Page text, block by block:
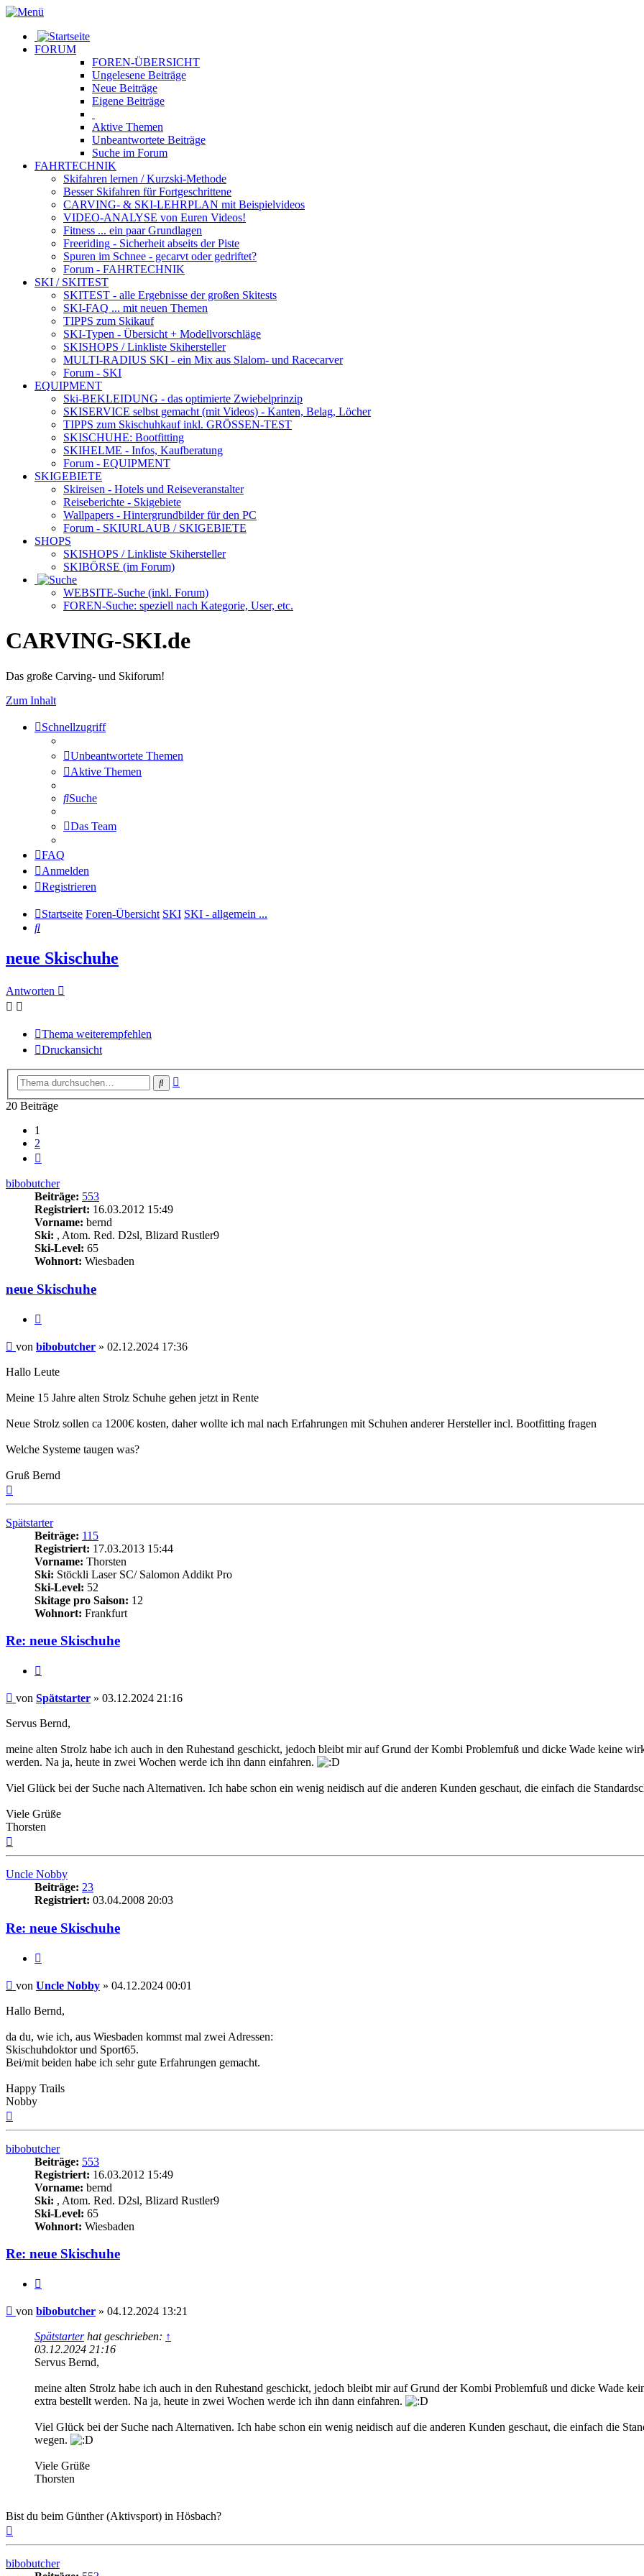
FORUM
FOREN-ÜBERSICHT
Ungelesene Beiträge
Neue Beiträge
Eigene Beiträge
Aktive Themen
Unbeantwortete Beiträge
Suche im Forum
FAHRTECHNIK
Skifahren lernen / Kurzski-Methode
Besser Skifahren für Fortgeschrittene
CARVING- & SKI-LEHRPLAN mit Beispielvideos
VIDEO-ANALYSE von Euren Videos!
Fitness ... ein paar Grundlagen
Freeriding - Sicherheit abseits der Piste
Spuren im Schnee - gecarvt oder gedriftet?
Forum - FAHRTECHNIK
SKI / SKITEST
SKITEST - alle Ergebnisse der großen Skitests
SKI-FAQ ... mit neuen Themen
TIPPS zum Skikauf
SKI-Typen - Übersicht + Modellvorschläge
SKISHOPS / Linkliste Skihersteller
MULTI-RADIUS SKI - ein Mix aus Slalom- und Racecarver
Forum - SKI
EQUIPMENT
Ski-BEKLEIDUNG - das optimierte Zwiebelprinzip
SKISERVICE selbst gemacht (mit Videos) - Kanten, Belag, Löcher
TIPPS zum Skischuhkaufinkl. GRÖSSEN-TEST
SKISCHUHE: Bootfitting
SKIHELME - Infos, Kaufberatung
Forum - EQUIPMENT
SKIGEBIETE
Skireisen - Hotels und Reiseveranstalter
Reiseberichte - Skigebiete
Wallpapers - Hintergrundbilder für den PC
Forum - SKIURLAUB / SKIGEBIETE
SHOPS
SKISHOPS / Linkliste Skihersteller
SKIBÖRSE (im Forum)
WEBSITE-Suche (inkl. Forum)
FOREN-Suche: speziell nach Kategorie, User, etc.
CARVING-SKI.de
Das große Carving- und Skiforum!
Zum Inhalt
Schnellzugriff
Unbeantwortete Themen
Aktive Themen
Suche
Das Team
FAQ
Anmelden
Registrieren
Startseite Foren-Übersicht SKI SKI - allgemein ...
Suche
neue Skischuhe
Antworten
Thema weiterempfehlen
Druckansicht
Suche
20 Beiträge
1
2
bibobutcher
Beiträge: 553
Registriert: 16.03.2012 15:49
Vorname: bernd
Ski: , Atom. Red. D2sl, Blizard Rustler9
Ski-Level: 65
Wohnort: Wiesbaden
neue Skischuhe
Beitrag
von bibobutcher » 02.12.2024 17:36
Hallo Leute
Meine 15 Jahre alten Strolz Schuhe gehen jetzt in Rente
Neue Strolz sollen ca 1200€ kosten, daher wollte ich mal nach Erfahrungen mit Schuhen anderer Hersteller incl. Bootfitting fragen
Welche Systeme taugen was?
Gruß Bernd
Spätstarter
Beiträge: 115
Registriert: 17.03.2013 15:44
Vorname: Thorsten
Ski: Stöckli Laser SC/ Salomon Addikt Pro
Ski-Level: 52
Skitage pro Saison: 12
Wohnort: Frankfurt
Re: neue Skischuhe
Beitrag
von Spätstarter » 03.12.2024 21:16
Servus Bernd,
meine alten Strolz habe ich auch in den Ruhestand geschickt, jedoch bleibt mir auf Grund der Kombi Problemfuß und dicke Wade keine
werden. Na ja, heute in zwei Wochen werde ich ihn dann einfahren.
Viel Glück bei der Suche nach Alternativen. Ich habe schon ein wenig neidisch auf die anderen Kunden geschaut, die einfach die
Viele Grüße
Thorsten
Uncle Nobby
Beiträge: 23
Registriert: 03.04.2008 20:03
Re: neue Skischuhe
Beitrag
von Uncle Nobby » 04.12.2024 00:01
Hallo Bernd,
da du, wie ich, aus Wiesbaden kommst mal zwei Adressen:
Skischuhdoktor und Sport65.
Bei/mit beiden habe ich sehr gute Erfahrungen gemacht.
Happy Trails
Nobby
bibobutcher
Beiträge: 553
Registriert: 16.03.2012 15:49
Vorname: bernd
Ski: , Atom. Red. D2sl, Blizard Rustler9
Ski-Level: 65
Wohnort: Wiesbaden
Re: neue Skischuhe
Beitrag
von bibobutcher » 04.12.2024 13:21
Spätstarterhat geschrieben: ↑
03.12.2024 21:16
Servus Bernd,
meine alten Strolz habe ich auch in den Ruhestand geschickt, jedoch bleibt mir auf Grund der Kombi Problemfuß und dicke Wade
extra bestellt werden. Na ja, heute in zwei Wochen werde ich ihn dann einfahren.
Viel Glück bei der Suche nach Alternativen. Ich habe schon ein wenig neidisch auf die anderen Kunden geschaut, die einfach die
wegen.
Viele Grüße
Thorsten
Bist du beim Günther (Aktivsport) in Hösbach?
bibobutcher